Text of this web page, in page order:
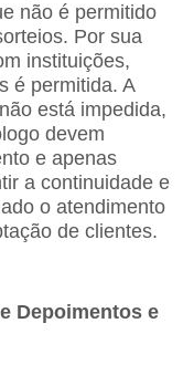
não é permitido
Por sua
instituições,
é permitida. A
está impedida,
devem
e apenas
a continuidade e
o atendimento
de clientes.
Depoimentos e